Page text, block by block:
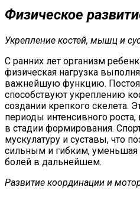
Физическое
Укрепление костей, мышц и
С ранних лет организм
физическая нагрузка
важнейшую функцию.
способствуют укреплению
создании крепкого скелета.
периоды интенсивного роста,
в стадии формирования.
мускулатуру и суставы, что
сильным и гибким, уменьшая
болей в дальнейшем.
Развитие координации и